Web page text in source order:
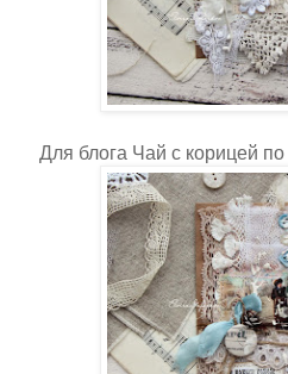
Для блога Чай с корицей по